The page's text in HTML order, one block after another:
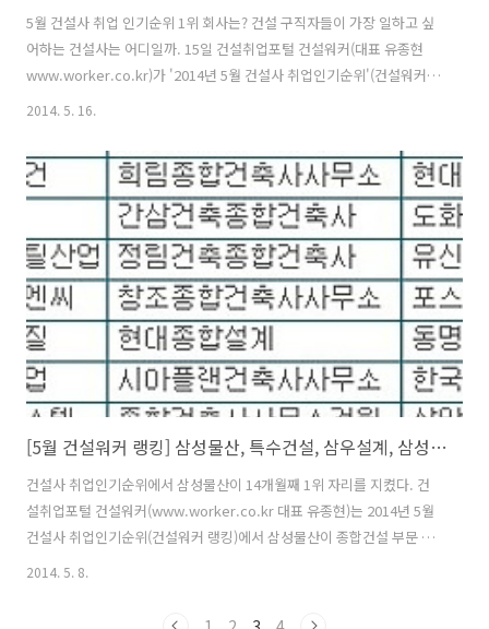
5월 건설사 취업 인기순위 1위 회사는? 건설 구직자들이 가장 일하고 싶
어하는 건설사는 어디일까. 15일 건설취업포털 건설워커(대표 유종현
www.worker.co.kr)가 '2014년 5월 건설사 취업인기순위'(건설워커
랭킹)를 선정해 발표했다. 건설워커에 따르면 종합건설 부문에서는 삼성
째 1위를 기록 중이다. 또 삼성엔지니어링(ENG부문), 특수건설(전문건
설 부문), 삼우종합건축사사무소(건축설계 부문), 은민에스앤디(인테리
어 부문)는 각각 부문별 1위 자리를 차지했다. 종합건설 부문에서는 삼성
물산에 이어 현대건설, 대우건설, 포스코건설이 '인기스타 빅4' 자리에
올랐다. 이어 대림산업, GS건설, SK건설, 롯데건설, 두산건설, 한화..
2014. 5. 16.
[5월 건설워커 랭킹] 삼성물산, 특수건설, 삼우설계, 삼성엔지니어링, 은민에스앤디 부문별 1위
건설사 취업인기순위에서 삼성물산이 14개월째 1위 자리를 지켰다. 건
설취업포털 건설워커(www.worker.co.kr 대표 유종현)는 2014년 5월
건설사 취업인기순위(건설워커 랭킹)에서 삼성물산이 종합건설 부문 정
2014. 5. 8.